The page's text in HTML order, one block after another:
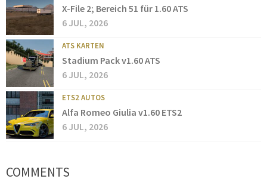
X-File 2; Bereich 51 für 1.60 ATS
6 JUL, 2026
ATS KARTEN
Stadium Pack v1.60 ATS
6 JUL, 2026
ETS2 AUTOS
Alfa Romeo Giulia v1.60 ETS2
6 JUL, 2026
COMMENTS